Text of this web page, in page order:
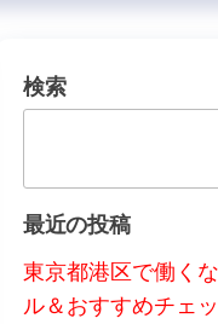
検索
最近の投稿
東京都港区で働く
ル＆おすすめチェ